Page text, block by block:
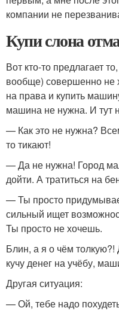
компании не
Купи слона
Вот кто-то предлагает
вообще) совершенно не
на права и купить
машина не нужна. И тут
— Как это не нужна?
то тикают!
— Да не нужна! Город
дойти. А тратиться на
— Ты просто
сильный ищет
Ты просто не хочешь.
Блин, а я о чём
кучу денег на учёбу,
Другая ситуация:
— Ой, тебе надо